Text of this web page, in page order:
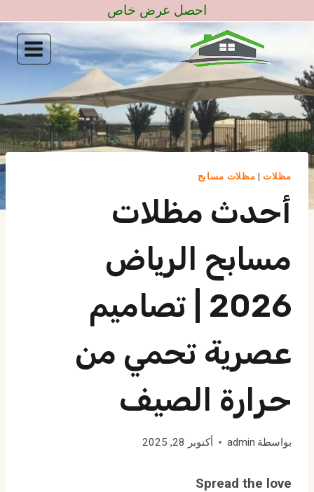
احصل عرض خاص
مظلات| مظلات مسابح
أحدث مظلات
مسابح الرياض
2026 | تصاميم
عصرية تحمي من
حرارة الصيف
بواسطة admin أكتوبر 28, 2025
Spread the love